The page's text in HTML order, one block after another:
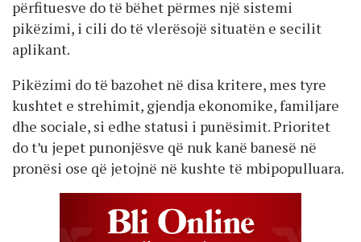
përfituesve do të bëhet përmes një sistemi
pikëzimi, i cili do të vlerësojë situatën e secilit
aplikant.
Pikëzimi do të bazohet në disa kritere, mes tyre
kushtet e strehimit, gjendja ekonomike, familjare
dhe sociale, si edhe statusi i punësimit. Prioritet
do t’u jepet punonjësve që nuk kanë banesë në
pronësi ose që jetojnë në kushte të mbipopulluara.